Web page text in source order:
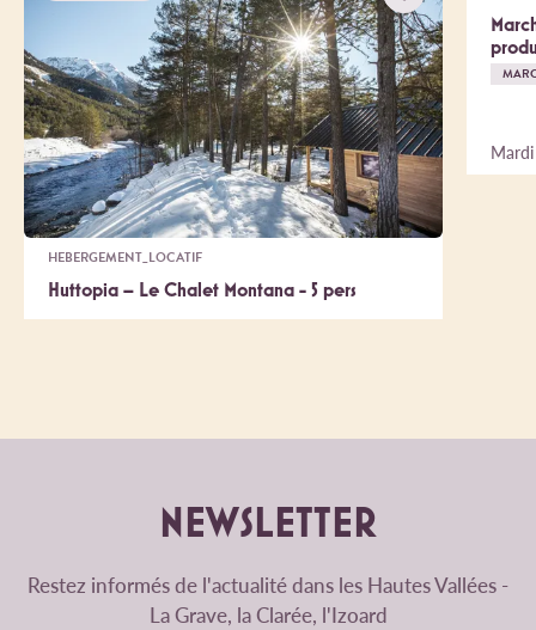
HEBERGEMENT_LOCATIF
Huttopia – Le Chalet Montana - 5 pers
NEWSLETTER
Restez informés de l'actualité dans les Hautes Vallées -
La Grave, la Clarée, l'Izoard